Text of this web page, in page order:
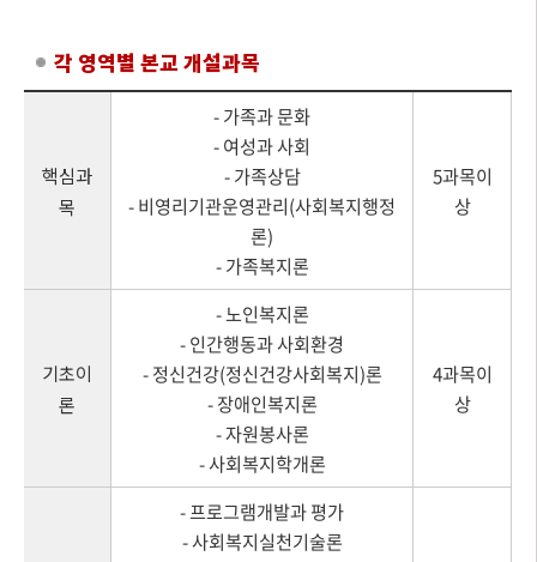
각 영역별 본교 개설과목
핵심과
목
- 가족과 문화
- 여성과 사회
- 가족상담
- 비영리기관운영관리(사회복지행정
론)
- 가족복지론
5과목이
상
기초이
론
- 노인복지론
- 인간행동과 사회환경
- 정신건강(정신건강사회복지)론
- 장애인복지론
- 자원봉사론
- 사회복지학개론
4과목이
상
- 프로그램개발과 평가
- 사회복지실천기술론